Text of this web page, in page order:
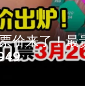
大牌！拒与
合